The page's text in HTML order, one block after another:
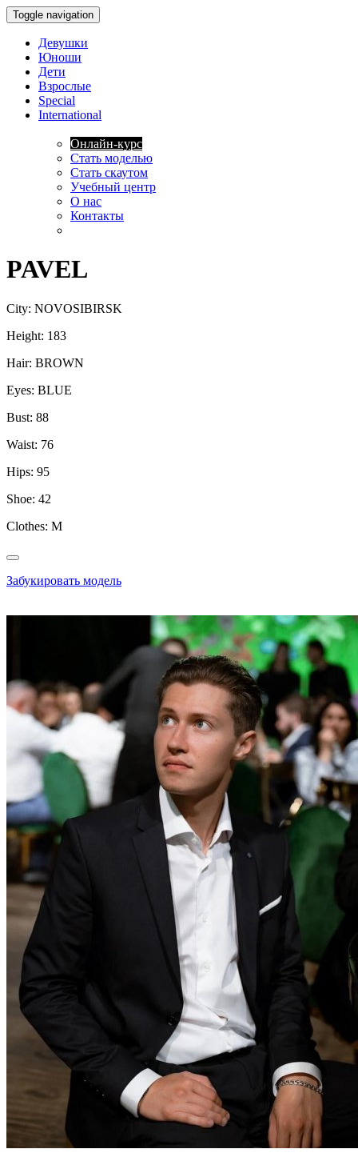
Toggle navigation
Девушки
Юноши
Дети
Взрослые
Special
International
Онлайн-курс
Стать моделью
Стать скаутом
Учебный центр
О нас
Контакты
PAVEL
City: NOVOSIBIRSK
Height: 183
Hair: BROWN
Eyes: BLUE
Bust: 88
Waist: 76
Hips: 95
Shoe: 42
Clothes: M
Забукировать модель